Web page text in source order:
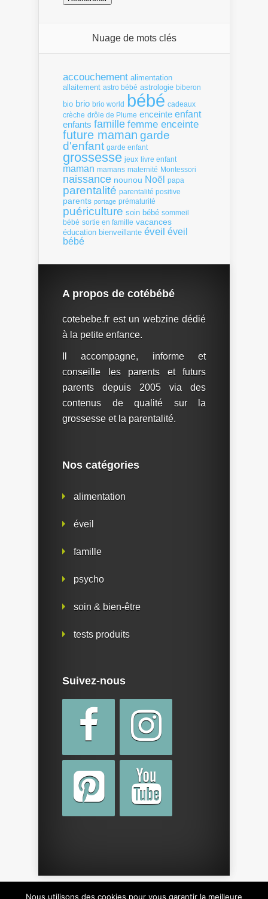
Nuage de mots clés
accouchement alimentation
allaitement astro bébé astrologie biberon
bio brio brio world bébé cadeaux
crèche drôle de Plume enceinte enfant
enfants famille femme enceinte
future maman garde
d'enfant garde enfant
grossesse jeux livre enfant
maman mamans maternité Montessori
naissance nounou Noël papa
parentalité parentalité positive
parents portage prématurité
puériculture soin bébé sommeil
bébé sortie en famille vacances
éducation bienveillante éveil éveil
bébé
A propos de cotébébé
cotebebe.fr est un webzine dédié
à la petite enfance.
Il accompagne, informe et
conseille les parents et futurs
parents depuis 2005 via des
contenus de qualité sur la
grossesse et la parentalité.
Nos catégories
alimentation
éveil
famille
psycho
soin & bien-être
tests produits
Suivez-nous
Nous utilisons des cookies pour vous garantir la meilleure